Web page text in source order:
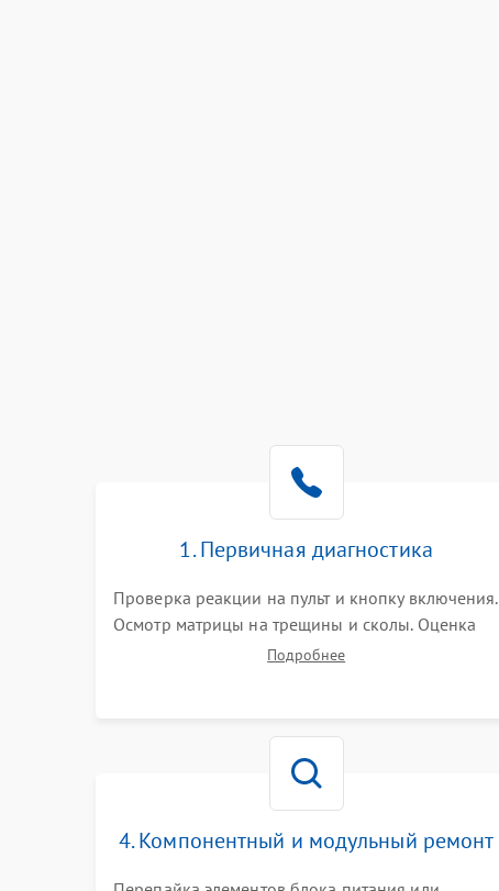
1. Первичная диагностика
Проверка реакции на пульт и кнопку включения.
Осмотр матрицы на трещины и сколы. Оценка
звука, наличия подсветки и индикаторов
Подробнее
4. Компонентный и модульный ремонт